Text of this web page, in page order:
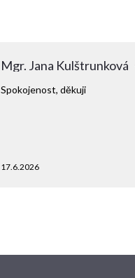
Mgr. Jana Kulštrunková
17.6.2026
Spokojenost, děkuji